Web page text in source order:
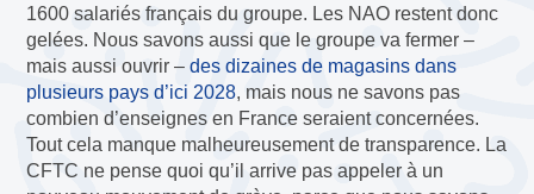
1600 salariés français du groupe. Les NAO restent donc
gelées. Nous savons aussi que le groupe va fermer –
mais aussi ouvrir –des dizaines de magasins dans
plusieurs pays d’ici 2028, mais nous ne savons pas
combien d’enseignes en France seraient concernées.
Tout cela manque malheureusement de transparence. La
CFTC ne pense quoi qu’il arrive pas appeler à un